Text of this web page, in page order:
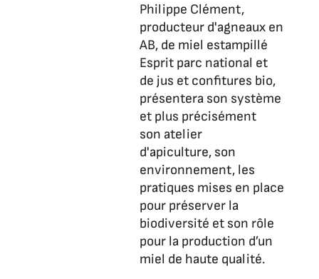
Philippe Clément,
producteur d'agneaux en
AB, de miel estampillé
Esprit parc national et
de jus et confitures bio,
présentera son système
et plus précisément
son atelier
d'apiculture, son
environnement, les
pratiques mises en place
pour préserver la
biodiversité et son rôle
pour la production d’un
miel de haute qualité.